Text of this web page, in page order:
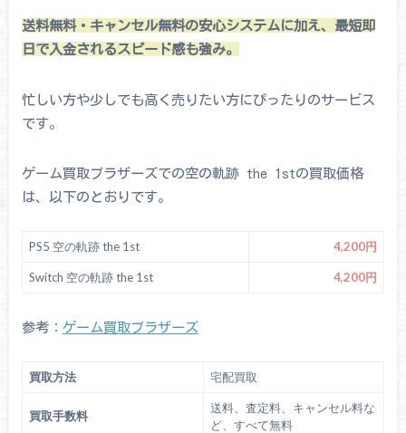
送料無料・キャンセル無料の安心システムに加え、最短即
日で入金されるスピード感も強み。
忙しい方や少しでも高く売りたい方にぴったりのサービス
です。
ゲーム買取ブラザーズでの空の軌跡 the 1stの買取価格
は、以下のとおりです。
PS5 空の軌跡 the 1st 4,200円
Switch 空の軌跡 the 1st 4,200円
参考： ゲーム買取ブラザーズ
買取方法 宅配買取
買取手数料
送料、査定料、キャンセル料な
ど、すべて無料